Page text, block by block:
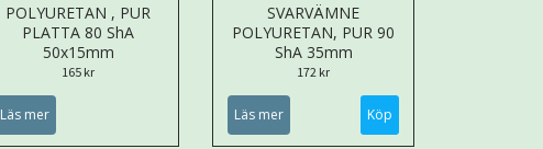
POLYURETAN , PUR
PLATTA 80 ShA
50x15mm
165 kr
Läs mer
SVARVÄMNE
POLYURETAN, PUR 90
ShA 35mm
172 kr
Läs mer Köp